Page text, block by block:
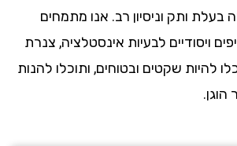
ותק וניסיון רב. אנו מתמחים
לבעיות אינסטלציה, צנרת
שקטים ובטוחים, ותוכלו להנות